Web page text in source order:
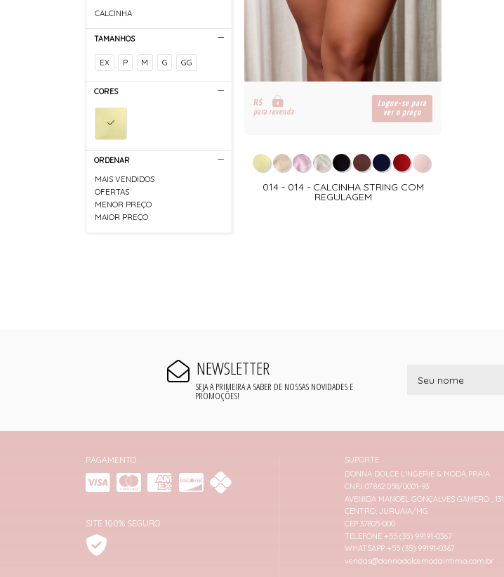
CALCINHA
TAMANHOS
EX P M G GG
CORES
ORDENAR
MAIS VENDIDOS
OFERTAS
MENOR PREÇO
MAIOR PREÇO
R$
para revenda
Logue-se para
ver o preço
014 - 014 - CALCINHA STRING COM
REGULAGEM
NEWSLETTER
SEJA A PRIMEIRA A SABER DE NOSSAS NOVIDADES E
PROMOÇÕES!
PAGAMENTO
SITE 100% SEGURO
SUPORTE
DONNA DOLCE LINGERIE & MODA PRAIA
CNPJ 07.862.058/0001-93
AVENIDA MANOEL GONÇALVES GAMERO , 131
CENTRO, JURUAIA/MG
CEP 37805-000
TELEFONE +55 (35) 99191-0367
WHATSAPP +55 (35) 99191-0367
vendas@donnadolcemodaintima.com.br